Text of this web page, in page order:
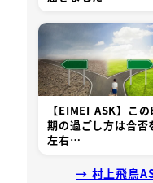
【EIMEI ASK】この
期の過ごし方は合否
左右…
→ 村上飛鳥